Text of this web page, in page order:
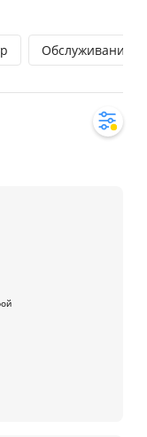
рассчитан на 150
и
от 20
Обслуживание